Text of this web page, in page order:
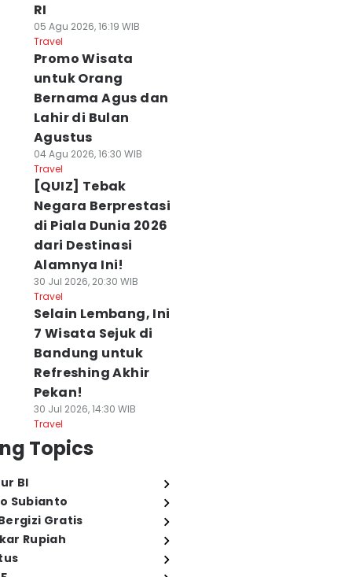
RI
05 Agu 2026, 16:19 WIB
Travel
Promo Wisata
untuk Orang
Bernama Agus dan
Lahir di Bulan
Agustus
04 Agu 2026, 16:30 WIB
Travel
[QUIZ] Tebak
Negara Berprestasi
di Piala Dunia 2026
dari Destinasi
Alamnya Ini!
30 Jul 2026, 20:30 WIB
Travel
Selain Lembang, Ini
7 Wisata Sejuk di
Bandung untuk
Refreshing Akhir
Pekan!
30 Jul 2026, 14:30 WIB
Travel
Topics
BI
Subianto
Gratis
Rupiah